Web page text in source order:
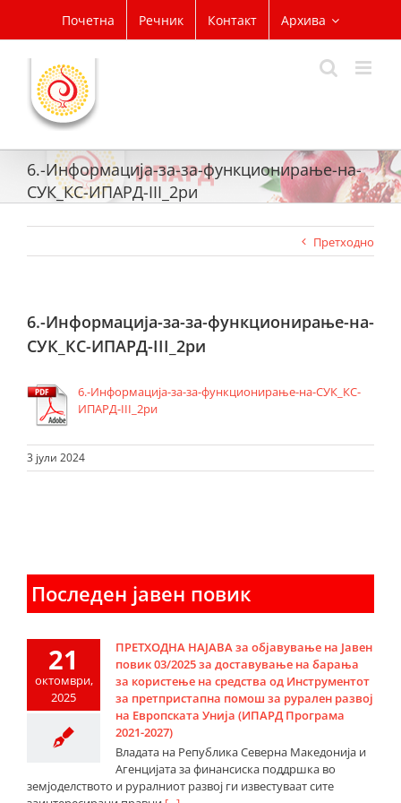
content
Почетна Речник Контакт Архива
6.-Информација-за-за-функционирање-на-
СУК_КС-ИПАРД-III_2ри
Претходно
6.-Информација-за-за-функционирање-на-
СУК_КС-ИПАРД-III_2ри
6.-Информација-за-за-функционирање-на-СУК_КС-
ИПАРД-III_2ри
3 јули 2024
Последен јавен повик
21
октомври,
2025
ПРЕТХОДНА НАЈАВА за објавување на Јавен
повик 03/2025 за доставување на барања
за користење на средства од Инструментот
за претпристапна помош за рурален развој
на Европската Унија (ИПАРД Програма
2021-2027)
Владата на Република Северна Македонија и
Агенцијата за финансиска поддршка во
земјоделството и руралниот развој ги известуваат сите